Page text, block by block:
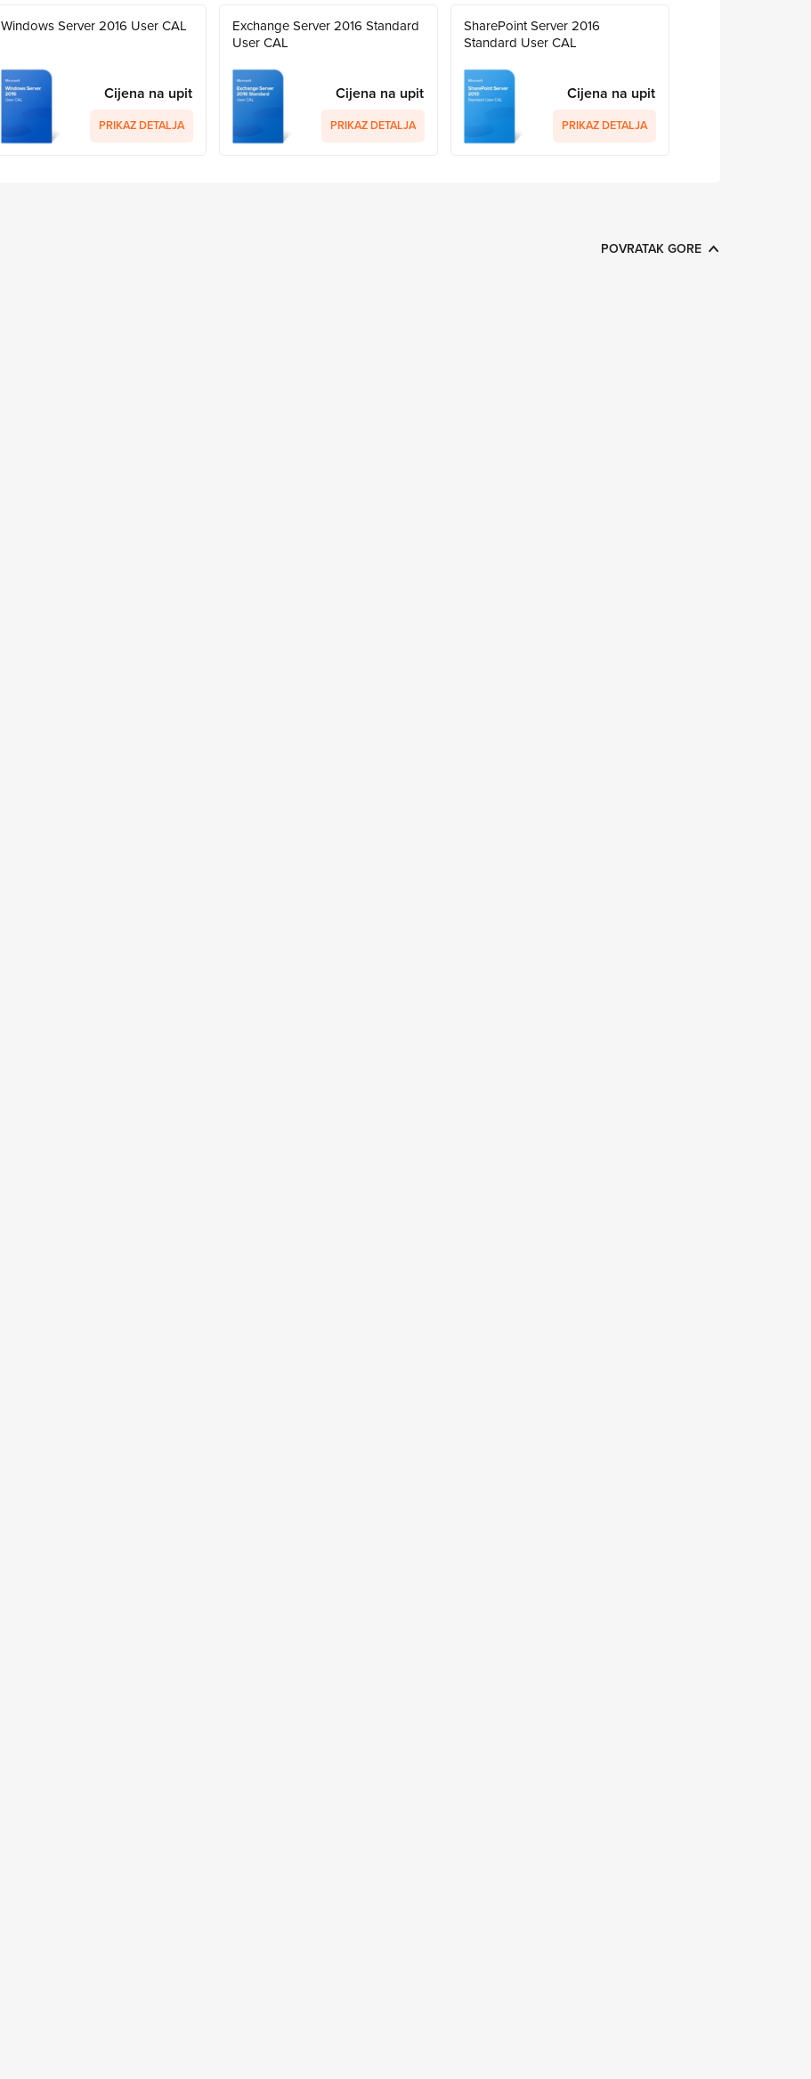
Windows Server 2016 User CAL
Cijena na upit
PRIKAZ DETALJA
Exchange Server 2016 Standard
User CAL
Cijena na upit
PRIKAZ DETALJA
SharePoint Server 2016
Standard User CAL
Cijena na upit
PRIKAZ DETALJA
POVRATAK GORE